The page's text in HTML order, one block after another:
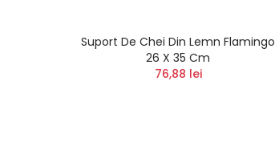
Suport De Chei Din Lemn Flamingo
26 X 35 Cm
76,88 lei